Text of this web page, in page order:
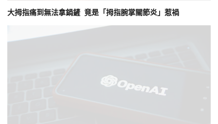
大拇指痛到無法拿鍋鏟 竟是「拇指腕掌關節炎」惹禍